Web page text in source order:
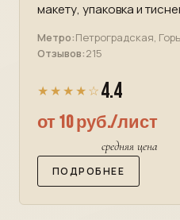
макету, упаковка и
Метро:Петроградская,
Отзывов:215
★★★★☆ 4.4
от 10 руб./лист
средняя цена
ПОДРОБНЕЕ